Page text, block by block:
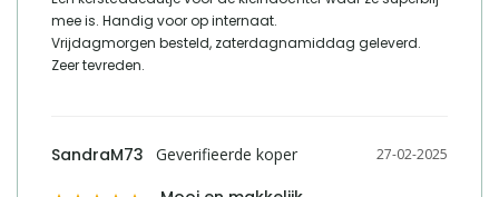
marktdeelnemer in de eu
mee is. Handig voor op internaat.
Vrijdagmorgen besteld, zaterdagnamiddag geleverd.
Zeer tevreden.
27-02-2025
SandraM73